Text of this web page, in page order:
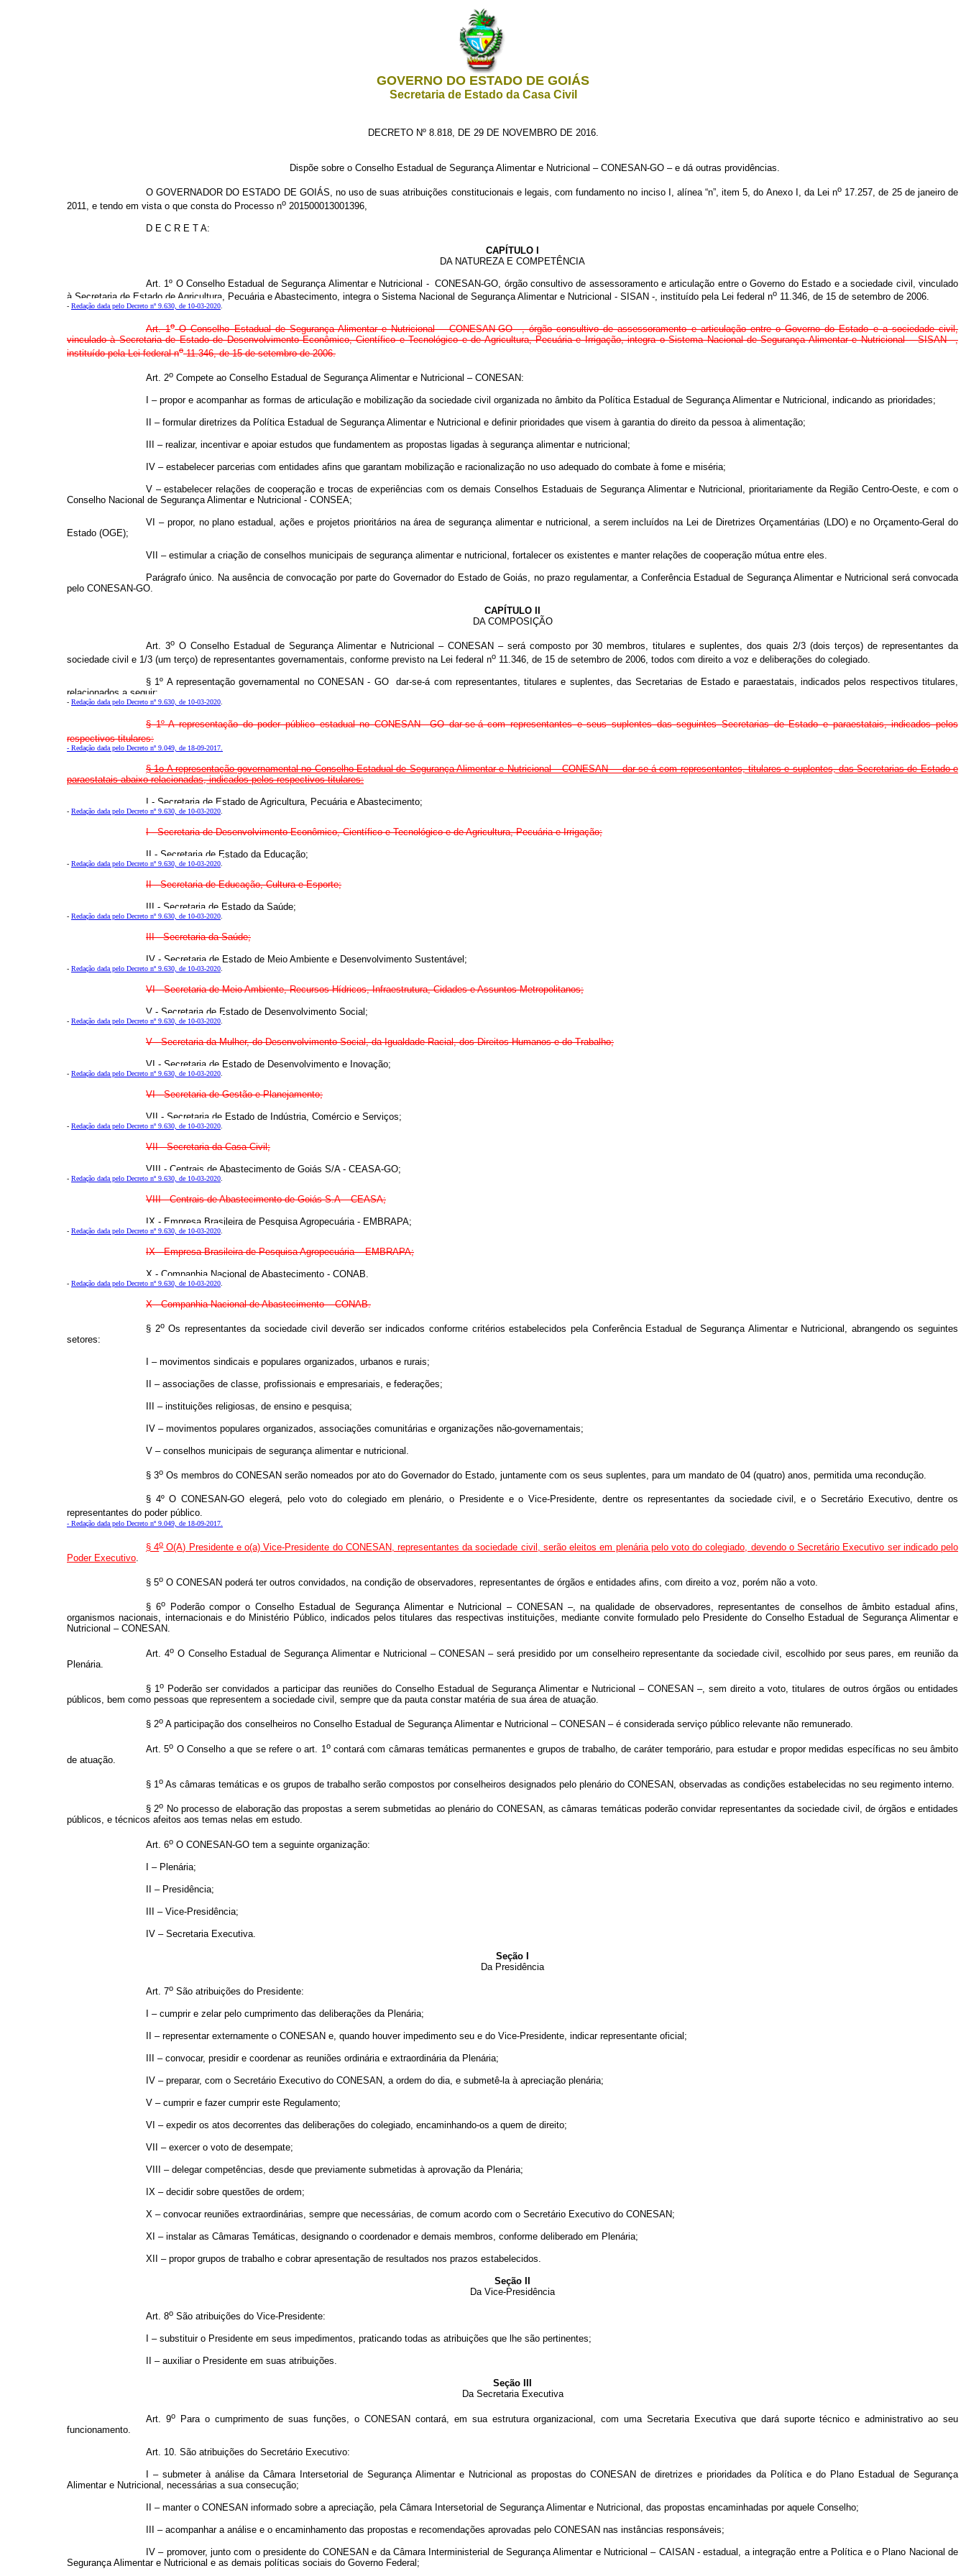
GOVERNO DO ESTADO DE GOIÁS
Secretaria de Estado da Casa Civil
DECRETO Nº 8.818, DE 29 DE NOVEMBRO DE 2016.
Dispõe sobre o Conselho Estadual de Segurança Alimentar e Nutricional – CONESAN-GO – e dá outras providências.
O GOVERNADOR DO ESTADO DE GOIÁS, no uso de suas atribuições constitucionais e legais, com fundamento no inciso I, alínea “n”, item 5, do Anexo I, da Lei no 17.257, de 25 de janeiro de
2011, e tendo em vista o que consta do Processo no 201500013001396,
D E C R E T A:
CAPÍTULO I
DA NATUREZA E COMPETÊNCIA
Art. 1º O Conselho Estadual de Segurança Alimentar e Nutricional - CONESAN-GO, órgão consultivo de assessoramento e articulação entre o Governo do Estado e a sociedade civil, vinculado
à Secretaria de Estado de Agricultura, Pecuária e Abastecimento, integra o Sistema Nacional de Segurança Alimentar e Nutricional - SISAN -, instituído pela Lei federal no 11.346, de 15 de setembro de 2006.
- Redação dada pelo Decreto nº 9.630, de 10-03-2020
Art. 1oO Conselho Estadual de Segurança Alimentar e Nutricional – CONESAN-GO –, órgão consultivo de assessoramento e articulação entre o Governo do Estado e a sociedade civil,
vinculado à Secretaria de Estado de Desenvolvimento Econômico, Científico e Tecnológico e de Agricultura, Pecuária e Irrigação, integra o Sistema Nacional de Segurança Alimentar e Nutricional – SISAN –,
instituído pela Lei federal no11.346, de 15 de setembro de 2006.
Art. 2o Compete ao Conselho Estadual de Segurança Alimentar e Nutricional – CONESAN:
I – propor e acompanhar as formas de articulação e mobilização da sociedade civil organizada no âmbito da Política Estadual de Segurança Alimentar e Nutricional, indicando as prioridades;
II – formular diretrizes da Política Estadual de Segurança Alimentar e Nutricional e definir prioridades que visem à garantia do direito da pessoa à alimentação;
III – realizar, incentivar e apoiar estudos que fundamentem as propostas ligadas à segurança alimentar e nutricional;
IV – estabelecer parcerias com entidades afins que garantam mobilização e racionalização no uso adequado do combate à fome e miséria;
V – estabelecer relações de cooperação e trocas de experiências com os demais Conselhos Estaduais de Segurança Alimentar e Nutricional, prioritariamente da Região Centro-Oeste, e com o
Conselho Nacional de Segurança Alimentar e Nutricional - CONSEA;
VI – propor, no plano estadual, ações e projetos prioritários na área de segurança alimentar e nutricional, a serem incluídos na Lei de Diretrizes Orçamentárias (LDO) e no Orçamento-Geral do
Estado (OGE);
VII – estimular a criação de conselhos municipais de segurança alimentar e nutricional, fortalecer os existentes e manter relações de cooperação mútua entre eles.
Parágrafo único. Na ausência de convocação por parte do Governador do Estado de Goiás, no prazo regulamentar, a Conferência Estadual de Segurança Alimentar e Nutricional será convocada
pelo CONESAN-GO.
CAPÍTULO II
DA COMPOSIÇÃO
Art. 3o O Conselho Estadual de Segurança Alimentar e Nutricional – CONESAN – será composto por 30 membros, titulares e suplentes, dos quais 2/3 (dois terços) de representantes da
sociedade civil e 1/3 (um terço) de representantes governamentais, conforme previsto na Lei federal no 11.346, de 15 de setembro de 2006, todos com direito a voz e deliberações do colegiado.
§ 1º A representação governamental no CONESAN - GO dar-se-á com representantes, titulares e suplentes, das Secretarias de Estado e paraestatais, indicados pelos respectivos titulares,
relacionados a seguir:
- Redação dada pelo Decreto nº 9.630, de 10-03-2020
§ 1º A representação do poder público estadual no CONESAN  GO dar-se-á com representantes e seus suplentes das seguintes Secretarias de Estado e paraestatais, indicados pelos
respectivos titulares:
- Redação dada pelo Decreto nº 9.049, de 18-09-2017.
§ 1o A representação governamental no Conselho Estadual de Segurança Alimentar e Nutricional – CONESAN – dar-se-á com representantes, titulares e suplentes, das Secretarias de Estado e
paraestatais abaixo relacionadas, indicados pelos respectivos titulares:
I - Secretaria de Estado de Agricultura, Pecuária e Abastecimento;
- Redação dada pelo Decreto nº 9.630, de 10-03-2020
I - Secretaria de Desenvolvimento Econômico, Científico e Tecnológico e de Agricultura, Pecuária e Irrigação;
II - Secretaria de Estado da Educação;
- Redação dada pelo Decreto nº 9.630, de 10-03-2020
II - Secretaria de Educação, Cultura e Esporte;
III - Secretaria de Estado da Saúde;
- Redação dada pelo Decreto nº 9.630, de 10-03-2020
III - Secretaria da Saúde;
IV - Secretaria de Estado de Meio Ambiente e Desenvolvimento Sustentável;
- Redação dada pelo Decreto nº 9.630, de 10-03-2020
VI - Secretaria de Meio Ambiente, Recursos Hídricos, Infraestrutura, Cidades e Assuntos Metropolitanos;
V - Secretaria de Estado de Desenvolvimento Social;
- Redação dada pelo Decreto nº 9.630, de 10-03-2020
V - Secretaria da Mulher, do Desenvolvimento Social, da Igualdade Racial, dos Direitos Humanos e do Trabalho;
VI - Secretaria de Estado de Desenvolvimento e Inovação;
- Redação dada pelo Decreto nº 9.630, de 10-03-2020
VI - Secretaria de Gestão e Planejamento;
VII - Secretaria de Estado de Indústria, Comércio e Serviços;
- Redação dada pelo Decreto nº 9.630, de 10-03-2020
VII - Secretaria da Casa Civil;
VIII - Centrais de Abastecimento de Goiás S/A - CEASA-GO;
- Redação dada pelo Decreto nº 9.630, de 10-03-2020
VIII - Centrais de Abastecimento de Goiás S.A – CEASA;
IX - Empresa Brasileira de Pesquisa Agropecuária - EMBRAPA;
- Redação dada pelo Decreto nº 9.630, de 10-03-2020
IX - Empresa Brasileira de Pesquisa Agropecuária – EMBRAPA;
X - Companhia Nacional de Abastecimento - CONAB.
- Redação dada pelo Decreto nº 9.630, de 10-03-2020
X - Companhia Nacional de Abastecimento – CONAB.
§ 2oOs representantes da sociedade civil deverão ser indicados conforme critérios estabelecidos pela Conferência Estadual de Segurança Alimentar e Nutricional, abrangendo os seguintes
setores:
I – movimentos sindicais e populares organizados, urbanos e rurais;
II – associações de classe, profissionais e empresariais, e federações;
III – instituições religiosas, de ensino e pesquisa;
IV – movimentos populares organizados, associações comunitárias e organizações não-governamentais;
V – conselhos municipais de segurança alimentar e nutricional.
§ 3o Os membros do CONESAN serão nomeados por ato do Governador do Estado, juntamente com os seus suplentes, para um mandato de 04 (quatro) anos, permitida uma recondução.
§ 4º O CONESAN-GO elegerá, pelo voto do colegiado em plenário, o Presidente e o Vice-Presidente, dentre os representantes da sociedade civil, e o Secretário Executivo, dentre os
representantes do poder público.
- Redação dada pelo Decreto nº 9.049, de 18-09-2017.
§ 4oO(A) Presidente e o(a) Vice-Presidente do CONESAN, representantes da sociedade civil, serão eleitos em plenária pelo voto do colegiado, devendo o Secretário Executivo ser indicado pelo
Poder Executivo
§ 5o O CONESAN poderá ter outros convidados, na condição de observadores, representantes de órgãos e entidades afins, com direito a voz, porém não a voto.
§ 6oPoderão compor o Conselho Estadual de Segurança Alimentar e Nutricional – CONESAN –, na qualidade de observadores, representantes de conselhos de âmbito estadual afins,
organismos nacionais, internacionais e do Ministério Público, indicados pelos titulares das respectivas instituições, mediante convite formulado pelo Presidente do Conselho Estadual de Segurança Alimentar e
Nutricional – CONESAN.
Art. 4oO Conselho Estadual de Segurança Alimentar e Nutricional – CONESAN – será presidido por um conselheiro representante da sociedade civil, escolhido por seus pares, em reunião da
Plenária.
§ 1o Poderão ser convidados a participar das reuniões do Conselho Estadual de Segurança Alimentar e Nutricional – CONESAN –, sem direito a voto, titulares de outros órgãos ou entidades
públicos, bem como pessoas que representem a sociedade civil, sempre que da pauta constar matéria de sua área de atuação.
§ 2o A participação dos conselheiros no Conselho Estadual de Segurança Alimentar e Nutricional – CONESAN – é considerada serviço público relevante não remunerado.
Art. 5o O Conselho a que se refere o art. 1ocontará com câmaras temáticas permanentes e grupos de trabalho, de caráter temporário, para estudar e propor medidas específicas no seu âmbito
de atuação.
§ 1 o As câmaras temáticas e os grupos de trabalho serão compostos por conselheiros designados pelo plenário do CONESAN, observadas as condições estabelecidas no seu regimento interno.
§ 2o No processo de elaboração das propostas a serem submetidas ao plenário do CONESAN, as câmaras temáticas poderão convidar representantes da sociedade civil, de órgãos e entidades
públicos, e técnicos afeitos aos temas nelas em estudo.
Art. 6o O CONESAN-GO tem a seguinte organização:
I – Plenária;
II – Presidência;
III – Vice-Presidência;
IV – Secretaria Executiva.
Seção I
Da Presidência
Art. 7o São atribuições do Presidente:
I – cumprir e zelar pelo cumprimento das deliberações da Plenária;
II – representar externamente o CONESAN e, quando houver impedimento seu e do Vice-Presidente, indicar representante oficial;
III – convocar, presidir e coordenar as reuniões ordinária e extraordinária da Plenária;
IV – preparar, com o Secretário Executivo do CONESAN, a ordem do dia, e submetê-la à apreciação plenária;
V – cumprir e fazer cumprir este Regulamento;
VI – expedir os atos decorrentes das deliberações do colegiado, encaminhando-os a quem de direito;
VII – exercer o voto de desempate;
VIII – delegar competências, desde que previamente submetidas à aprovação da Plenária;
IX – decidir sobre questões de ordem;
X – convocar reuniões extraordinárias, sempre que necessárias, de comum acordo com o Secretário Executivo do CONESAN;
XI – instalar as Câmaras Temáticas, designando o coordenador e demais membros, conforme deliberado em Plenária;
XII – propor grupos de trabalho e cobrar apresentação de resultados nos prazos estabelecidos.
Seção II
Da Vice-Presidência
Art. 8o São atribuições do Vice-Presidente:
I – substituir o Presidente em seus impedimentos, praticando todas as atribuições que lhe são pertinentes;
II – auxiliar o Presidente em suas atribuições.
Seção III
Da Secretaria Executiva
Art. 9oPara o cumprimento de suas funções, o CONESAN contará, em sua estrutura organizacional, com uma Secretaria Executiva que dará suporte técnico e administrativo ao seu
funcionamento.
Art. 10. São atribuições do Secretário Executivo:
I – submeter à análise da Câmara Intersetorial de Segurança Alimentar e Nutricional as propostas do CONESAN de diretrizes e prioridades da Política e do Plano Estadual de Segurança
Alimentar e Nutricional, necessárias a sua consecução;
II – manter o CONESAN informado sobre a apreciação, pela Câmara Intersetorial de Segurança Alimentar e Nutricional, das propostas encaminhadas por aquele Conselho;
III – acompanhar a análise e o encaminhamento das propostas e recomendações aprovadas pelo CONESAN nas instâncias responsáveis;
IV – promover, junto com o presidente do CONESAN e da Câmara Interministerial de Segurança Alimentar e Nutricional – CAISAN - estadual, a integração entre a Política e o Plano Nacional de
Segurança Alimentar e Nutricional e as demais políticas sociais do Governo Federal;